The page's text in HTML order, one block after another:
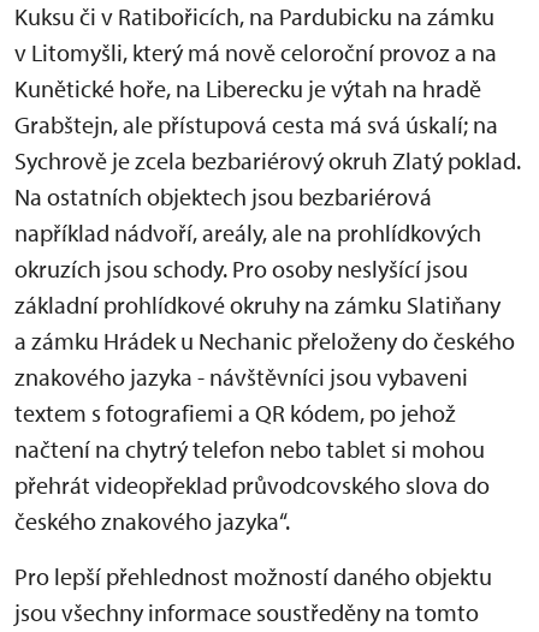
Kuksu či v Ratibořicích, na Pardubicku na zámku
v Litomyšli, který má nově celoroční provoz a na
Kunětické hoře, na Liberecku je výtah na hradě
Grabštejn, ale přístupová cesta má svá úskalí; na
Sychrově je zcela bezbariérový okruh Zlatý poklad.
Na ostatních objektech jsou bezbariérová
například nádvoří, areály, ale na prohlídkových
okruzích jsou schody. Pro osoby neslyšící jsou
základní prohlídkové okruhy na zámku Slatiňany
a zámku Hrádek u Nechanic přeloženy do českého
znakového jazyka - návštěvníci jsou vybaveni
textem s fotografiemi a QR kódem, po jehož
načtení na chytrý telefon nebo tablet si mohou
přehrát videopřeklad průvodcovského slova do
českého znakového jazyka“.
Pro lepší přehlednost možností daného objektu
jsou všechny informace soustředěny na tomto